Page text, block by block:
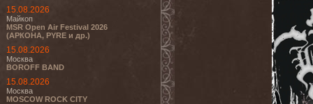
15.08.2026
Майкоп
MSR Open Air Festival 2026
(АРКОНА, PYRE и др.)
15.08.2026
Москва
BOROFF BAND
15.08.2026
Москва
MOSCOW ROCK CITY